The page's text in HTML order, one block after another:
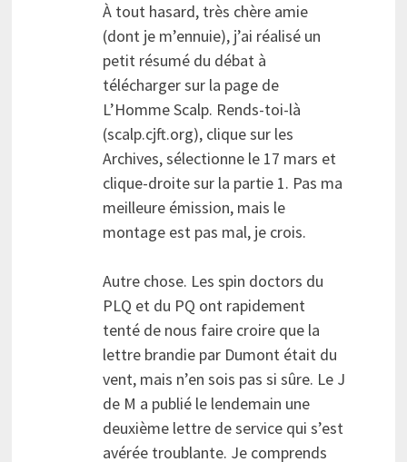
À tout hasard, très chère amie
(dont je m’ennuie), j’ai réalisé un
petit résumé du débat à
télécharger sur la page de
L’Homme Scalp. Rends-toi-là
(scalp.cjft.org), clique sur les
Archives, sélectionne le 17 mars et
clique-droite sur la partie 1. Pas ma
meilleure émission, mais le
montage est pas mal, je crois.
Autre chose. Les spin doctors du
PLQ et du PQ ont rapidement
tenté de nous faire croire que la
lettre brandie par Dumont était du
vent, mais n’en sois pas si sûre. Le J
de M a publié le lendemain une
deuxième lettre de service qui s’est
avérée troublante. Je comprends